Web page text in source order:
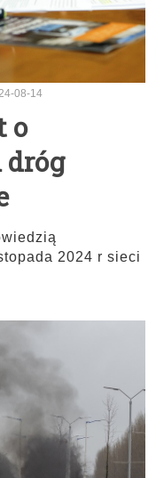
08-14
o
dróg
2024 r sieci